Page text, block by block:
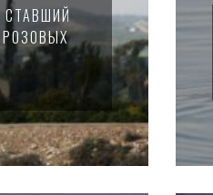
СТАВШИЙ